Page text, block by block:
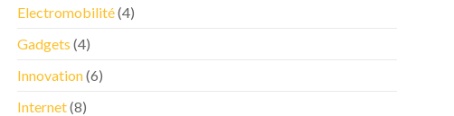
Electromobilité(4)
Gadgets (4)
Innovation(6)
Internet(8)